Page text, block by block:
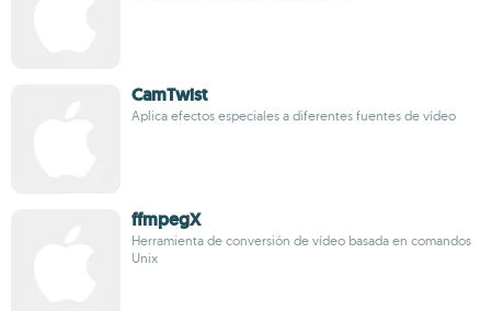
CamTwist
Aplica efectos especiales a diferentes fuentes de vídeo
ffmpegX
Herramienta de conversión de vídeo basada en comandos
Unix